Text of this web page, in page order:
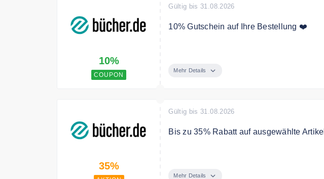
10%
COUPON
Gültig bis 31.08.2026
10% Gutschein auf Ihre Bestellung ❤️
Mehr Details
35%
Gültig bis 31.08.2026
Bis zu 35% Rabatt auf ausgewählte Artikel
Mehr Details